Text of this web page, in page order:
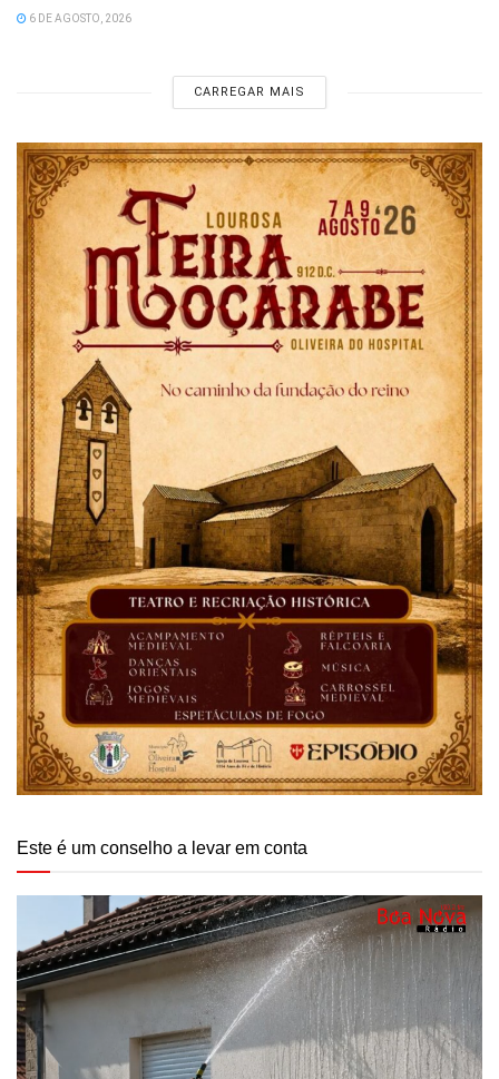
6 DE AGOSTO, 2026
CARREGAR MAIS
Este é um conselho a levar em conta